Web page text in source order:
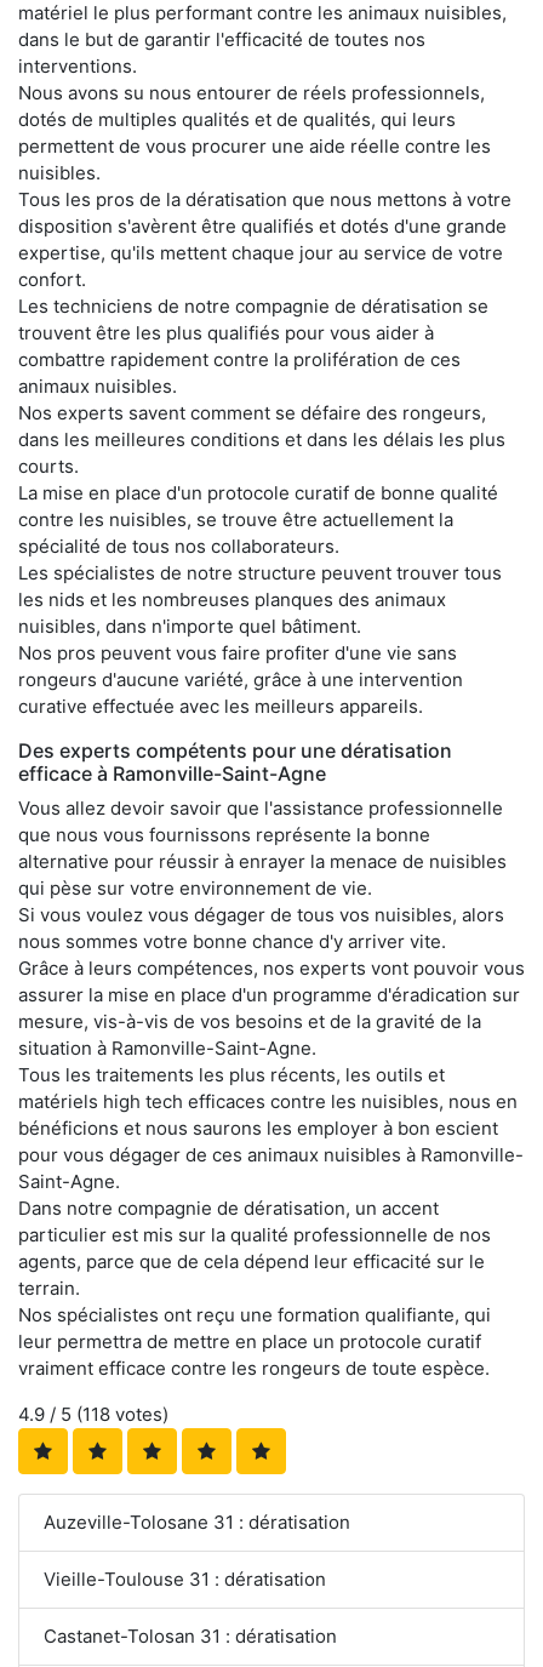
matériel le plus performant contre les animaux nuisibles,
dans le but de garantir l'efficacité de toutes nos
interventions.
Nous avons su nous entourer de réels professionnels,
dotés de multiples qualités et de qualités, qui leurs
permettent de vous procurer une aide réelle contre les
nuisibles.
Tous les pros de la dératisation que nous mettons à votre
disposition s'avèrent être qualifiés et dotés d'une grande
expertise, qu'ils mettent chaque jour au service de votre
confort.
Les techniciens de notre compagnie de dératisation se
trouvent être les plus qualifiés pour vous aider à
combattre rapidement contre la prolifération de ces
animaux nuisibles.
Nos experts savent comment se défaire des rongeurs,
dans les meilleures conditions et dans les délais les plus
courts.
La mise en place d'un protocole curatif de bonne qualité
contre les nuisibles, se trouve être actuellement la
spécialité de tous nos collaborateurs.
Les spécialistes de notre structure peuvent trouver tous
les nids et les nombreuses planques des animaux
nuisibles, dans n'importe quel bâtiment.
Nos pros peuvent vous faire profiter d'une vie sans
rongeurs d'aucune variété, grâce à une intervention
curative effectuée avec les meilleurs appareils.
Des experts compétents pour une dératisation
efficace à Ramonville-Saint-Agne
Vous allez devoir savoir que l'assistance professionnelle
que nous vous fournissons représente la bonne
alternative pour réussir à enrayer la menace de nuisibles
qui pèse sur votre environnement de vie.
Si vous voulez vous dégager de tous vos nuisibles, alors
nous sommes votre bonne chance d'y arriver vite.
Grâce à leurs compétences, nos experts vont pouvoir vous
assurer la mise en place d'un programme d'éradication sur
mesure, vis-à-vis de vos besoins et de la gravité de la
situation à Ramonville-Saint-Agne.
Tous les traitements les plus récents, les outils et
matériels high tech efficaces contre les nuisibles, nous en
bénéficions et nous saurons les employer à bon escient
pour vous dégager de ces animaux nuisibles à Ramonville-
Saint-Agne.
Dans notre compagnie de dératisation, un accent
particulier est mis sur la qualité professionnelle de nos
agents, parce que de cela dépend leur efficacité sur le
terrain.
Nos spécialistes ont reçu une formation qualifiante, qui
leur permettra de mettre en place un protocole curatif
vraiment efficace contre les rongeurs de toute espèce.
4.9 / 5 (118 votes)
Auzeville-Tolosane 31 : dératisation
Vieille-Toulouse 31 : dératisation
Castanet-Tolosan 31 : dératisation